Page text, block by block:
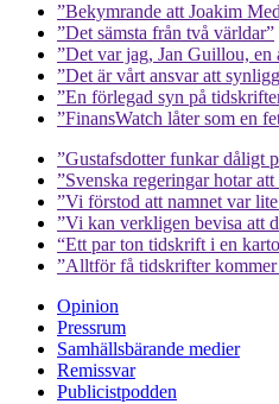
”Bekymrande att Joakim
”Det sämsta från två världar”
”Det var jag, Jan Guillou,
”Det är vårt ansvar att
”En förlegad syn på
”FinansWatch låter som en
”Gustafsdotter funkar dåligt
”Svenska regeringar hotar
”Vi förstod att namnet var
”Vi kan verkligen bevisa att
“Ett par ton tidskrift i en
”Alltför få tidskrifter kommer
Opinion
Pressrum
Samhällsbärande medier
Remissvar
Publicistpodden